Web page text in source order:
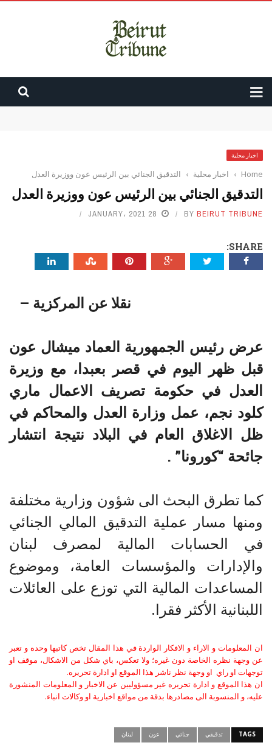
قانون الفجوة المالية مبهم.. الدولة لم تقل ما تريد
اخبار محلية
Home
› اخبار محلية › التدقيق الجنائي بين ‏الرئيس عون ووزيرة العدل
التدقيق الجنائي بين ‏الرئيس عون ووزيرة العدل
BY BEIRUT TRIBUNE 28 JANUARY، 2021
SHARE:
نقلا عن المركزية –
عرض رئيس الجمهورية العماد ميشال عون
قبل ظهر اليوم في قصر بعبدا، مع وزيرة
العدل في حكومة تصريف الاعمال ماري
كلود نجم، عمل وزارة العدل والمحاكم في
ظل الاغلاق العام في البلاد نتيجة انتشار
جائحة “كورونا” .
كما تطرق البحث الى شؤون وزارية مختلفة
ومنها مسار عملية التدقيق المالي الجنائي
في الحسابات المالية لمصرف لبنان
والإدارات والمؤسسات العامة، وموضوع
المساعدات المالية التي توزع على العائلات
اللبنانية الأكثر فقرا.
ان المعلومات و الاراء و الافكار الواردة في هذا المقال تخص كاتبها وحده و تعبر
عن وجهة نظره الخاصة دون غيره؛ ولا تعكس، باي شكل من الاشكال، موقف او
توجهات او راي او وجهة نظر ناشر هذا الموقع او ادارة تحريره.
ان هذا الموقع و ادارة تحريره غير مسؤوليين عن الاخبار و المعلومات المنشورة
عليه، و المنسوبة الى مصادرها بدقة من مواقع اخبارية او وكالات انباء.
TAGS تدقيقي جنائي عون لبنان